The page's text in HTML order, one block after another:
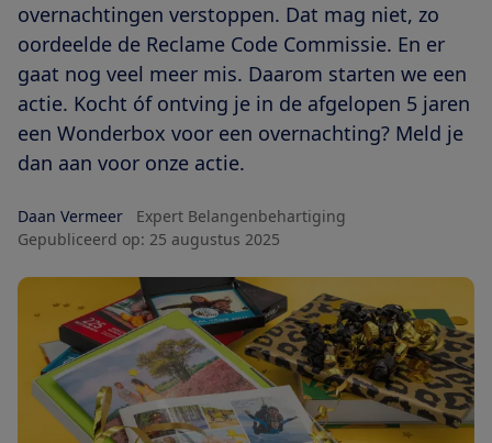
overnachtingen verstoppen. Dat mag niet, zo
oordeelde de Reclame Code Commissie. En er
gaat nog veel meer mis. Daarom starten we een
actie. Kocht óf ontving je in de afgelopen 5 jaren
een Wonderbox voor een overnachting? Meld je
dan aan voor onze actie.
Daan Vermeer
Expert Belangenbehartiging
Gepubliceerd op: 25 augustus 2025